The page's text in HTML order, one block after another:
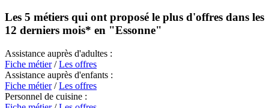
Les 5 métiers qui ont proposé le plus d'offres dans les
12 derniers mois* en "Essonne"
Assistance auprès d'adultes :
Fiche métier/Les offres
Assistance auprès d'enfants :
Fiche métier/Les offres
Personnel de cuisine :